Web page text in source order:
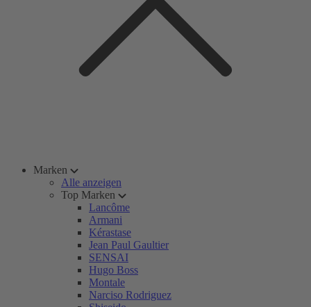
Marken
Alle anzeigen
Top Marken
Lancôme
Armani
Kérastase
Jean Paul Gaultier
SENSAI
Hugo Boss
Montale
Narciso Rodriguez